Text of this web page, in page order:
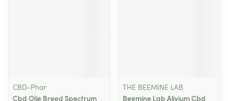
CBD-Phar
Cbd Olie Breed Spectrum
THE BEEMINE LAB
Beemine Lab Alivium Cbd